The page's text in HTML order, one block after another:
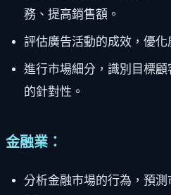
務、提高銷售額。
評估廣告活動的成效，優化
進行市場細分，識別目標
的針對性。
金融業：
分析金融市場的行為，預